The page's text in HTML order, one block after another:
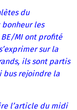
du
les
MI ont profité
sur la
ils sont partis
bus rejoindre la
l’article du midi